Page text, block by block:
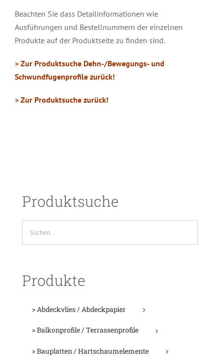
Beachten Sie dass Detailinformationen wie
Ausführungen und Bestellnummern der einzelnen
Produkte auf der Produktseite zu finden sind.
> Zur Produktsuche Dehn-/Bewegungs- und
Schwundfugenprofile zurück!
> Zur Produktsuche zurück!
Produktsuche
Produkte
> Abdeckvlies / Abdeckpapier
> Balkonprofile / Terrassenprofile
> Bauplatten / Hartschaumelemente